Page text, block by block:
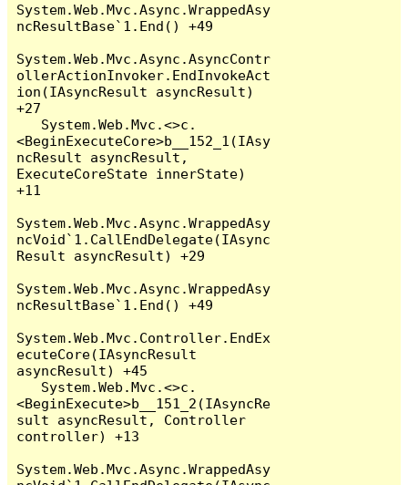
System.Web.Mvc.Async.WrappedAsy
ncResultBase`1.End() +49
System.Web.Mvc.Async.AsyncContr
ollerActionInvoker.EndInvokeAct
ion(IAsyncResult asyncResult)
+27
<BeginExecuteCore>b__152_1(IAsy
ncResult asyncResult,
ExecuteCoreState innerState)
+11
System.Web.Mvc.Async.WrappedAsy
ncVoid`1.CallEndDelegate(IAsync
Result asyncResult) +29
System.Web.Mvc.Async.WrappedAsy
ncResultBase`1.End() +49
System.Web.Mvc.Controller.EndEx
ecuteCore(IAsyncResult
asyncResult) +45
<BeginExecute>b__151_2(IAsyncRe
sult asyncResult, Controller
controller) +13
System.Web.Mvc.Async.WrappedAsy